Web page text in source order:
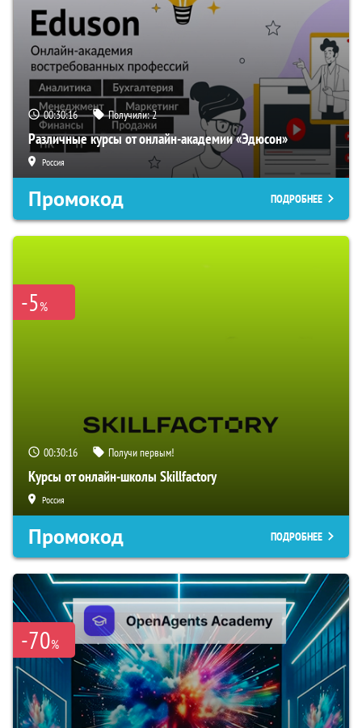
00:30:15 Получили:2
Различные курсы от онлайн-академии «Эдюсон»
Россия
Промокод ПОДРОБНЕЕ
-5%
00:30:15 Получи первым!
Курсы от онлайн-школы Skillfactory
Россия
Промокод ПОДРОБНЕЕ
-70%